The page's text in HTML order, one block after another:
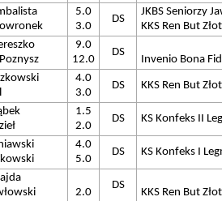
5.0
DS
JKBS Seniorzy
3.0 KKS Ren But
9.0
DS
12.0 Invenio Bona
4.0
DS KKS Ren But
3.0
1.5
DS KS Konfeks II
2.0
4.0
DS KS Konfeks I
5.0
DS
2.0 KKS Ren But